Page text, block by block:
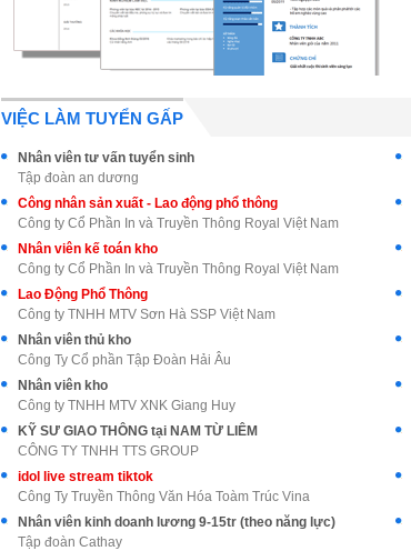
VIỆC LÀM TUYỂN GẤP
Nhân viên tư vấn tuyển sinh
Tập đoàn an dương
Công nhân sản xuất - Lao động phổ thông
Công ty Cổ Phần In và Truyền Thông Royal Việt Nam
Nhân viên kế toán kho
Công ty Cổ Phần In và Truyền Thông Royal Việt Nam
Lao Động Phổ Thông
Công ty TNHH MTV Sơn Hà SSP Việt Nam
Nhân viên thủ kho
Công Ty Cổ phần Tập Đoàn Hải Âu
Nhân viên kho
Công ty TNHH MTV XNK Giang Huy
KỸ SƯ GIAO THÔNG tại NAM TỪ LIÊM
CÔNG TY TNHH TTS GROUP
idol live stream tiktok
Công Ty Truyền Thông Văn Hóa Toàm Trúc Vina
Nhân viên kinh doanh lương 9-15tr (theo năng lực)
Tập đoàn Cathay